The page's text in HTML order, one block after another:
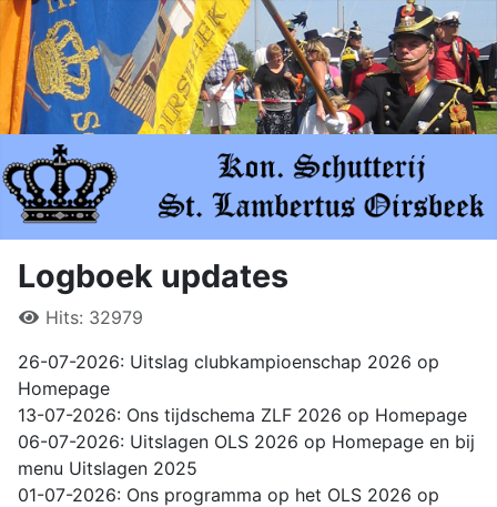
Logboek updates
Hits: 32979
26-07-2026: Uitslag clubkampioenschap 2026 op
Homepage
13-07-2026: Ons tijdschema ZLF 2026 op Homepage
06-07-2026: Uitslagen OLS 2026 op Homepage en bij
menu Uitslagen 2025
01-07-2026: Ons programma op het OLS 2026 op